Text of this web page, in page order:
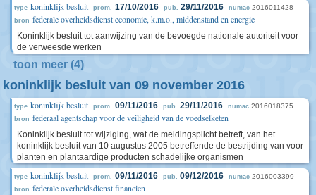
type koninklijk besluit prom. 17/10/2016 pub. 29/11/2016 numac 2016011428
bron federale overheidsdienst economie, k.m.o., middenstand en energie
Koninklijk besluit tot aanwijzing van de bevoegde nationale autoriteit voor
de verweesde werken
toon meer (4)
koninklijk besluit van 09 november 2016
type koninklijk besluit prom. 09/11/2016 pub. 29/11/2016 numac 2016018375
bron federaal agentschap voor de veiligheid van de voedselketen
Koninklijk besluit tot wijziging, wat de meldingsplicht betreft, van het
koninklijk besluit van 10 augustus 2005 betreffende de bestrijding van voor
planten en plantaardige producten schadelijke organismen
type koninklijk besluit prom. 09/11/2016 pub. 09/12/2016 numac 2016003399
bron federale overheidsdienst financien